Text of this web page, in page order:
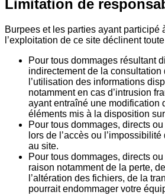
Limitation de
Burpees et les parties ayant participé
l’exploitation de ce site déclinent
Pour tous dommages résultant
indirectement de la consultation
l’utilisation des informations
notamment en cas d’intrusion
ayant entraîné une modification
éléments mis à la disposition
Pour tous dommages, directs
lors de l’accès ou
au site.
Pour tous dommages, directs
raison notamment de la perte,
l’altération des fichiers, de la
pourrait endommager votre